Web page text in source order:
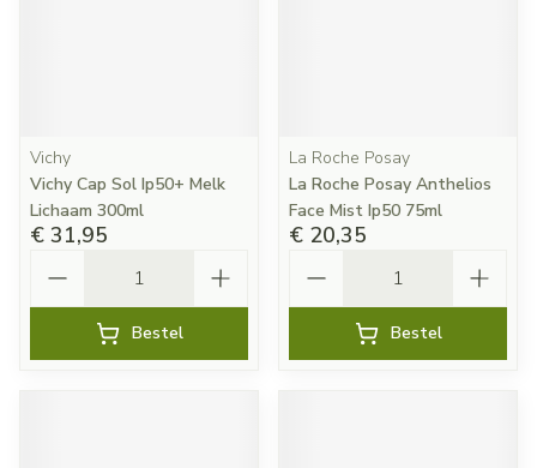
Vichy
Vichy Cap Sol Ip50+ Melk
Lichaam 300ml
€ 31,95
Bestel
La Roche Posay
La Roche Posay Anthelios
Face Mist Ip50 75ml
€ 20,35
Bestel